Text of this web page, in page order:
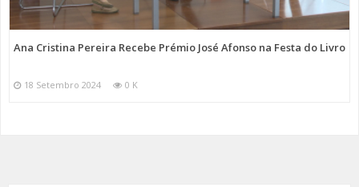
Ana Cristina Pereira Recebe Prémio José Afonso na Festa do Livro
18 Setembro 2024 0 K